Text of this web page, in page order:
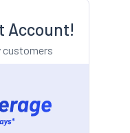
Account!
customers